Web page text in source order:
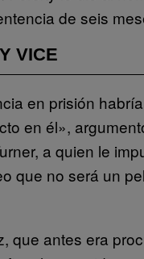
de seis
VICE
en prisión
en él»,
a quien le
que no será un
que antes era